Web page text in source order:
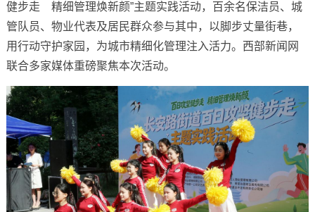
健步走 精细管理焕新颜”主题实践活动，百余名保洁员、城
管队员、物业代表及居民群众参与其中，以脚步丈量街巷，
用行动守护家园，为城市精细化管理注入活力。西部新闻网
联合多家媒体重磅聚焦本次活动。